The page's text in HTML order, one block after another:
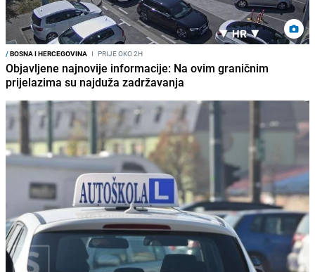
/BOSNA I HERCEGOVINA I PRIJE OKO 2H
Objavljene najnovije informacije: Na ovim graničnim
prijelazima su najduža zadržavanja